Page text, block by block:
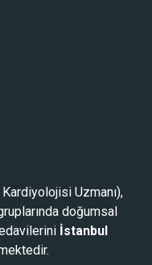
Uzmanı),
doğumsal
İstanbul